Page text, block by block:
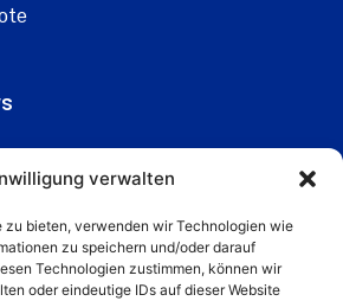
verwalten
zu bieten, verwenden wir Technologien wie
zu speichern und/oder darauf
Technologien zustimmen, können wir
oder eindeutige IDs auf dieser Website